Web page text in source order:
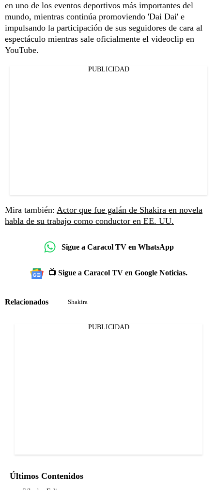
en uno de los eventos deportivos más importantes del
mundo, mientras continúa promoviendo 'Dai Dai' e
impulsando la participación de sus seguidores de cara al
espectáculo mientras sale oficialmente el videoclip en
YouTube.
PUBLICIDAD
Mira también: Actor que fue galán de Shakira en novela
habla de su trabajo como conductor en EE. UU.
Sigue a Caracol TV en WhatsApp
📺 Sigue a Caracol TV en Google Noticias.
Relacionados Shakira
PUBLICIDAD
Últimos Contenidos